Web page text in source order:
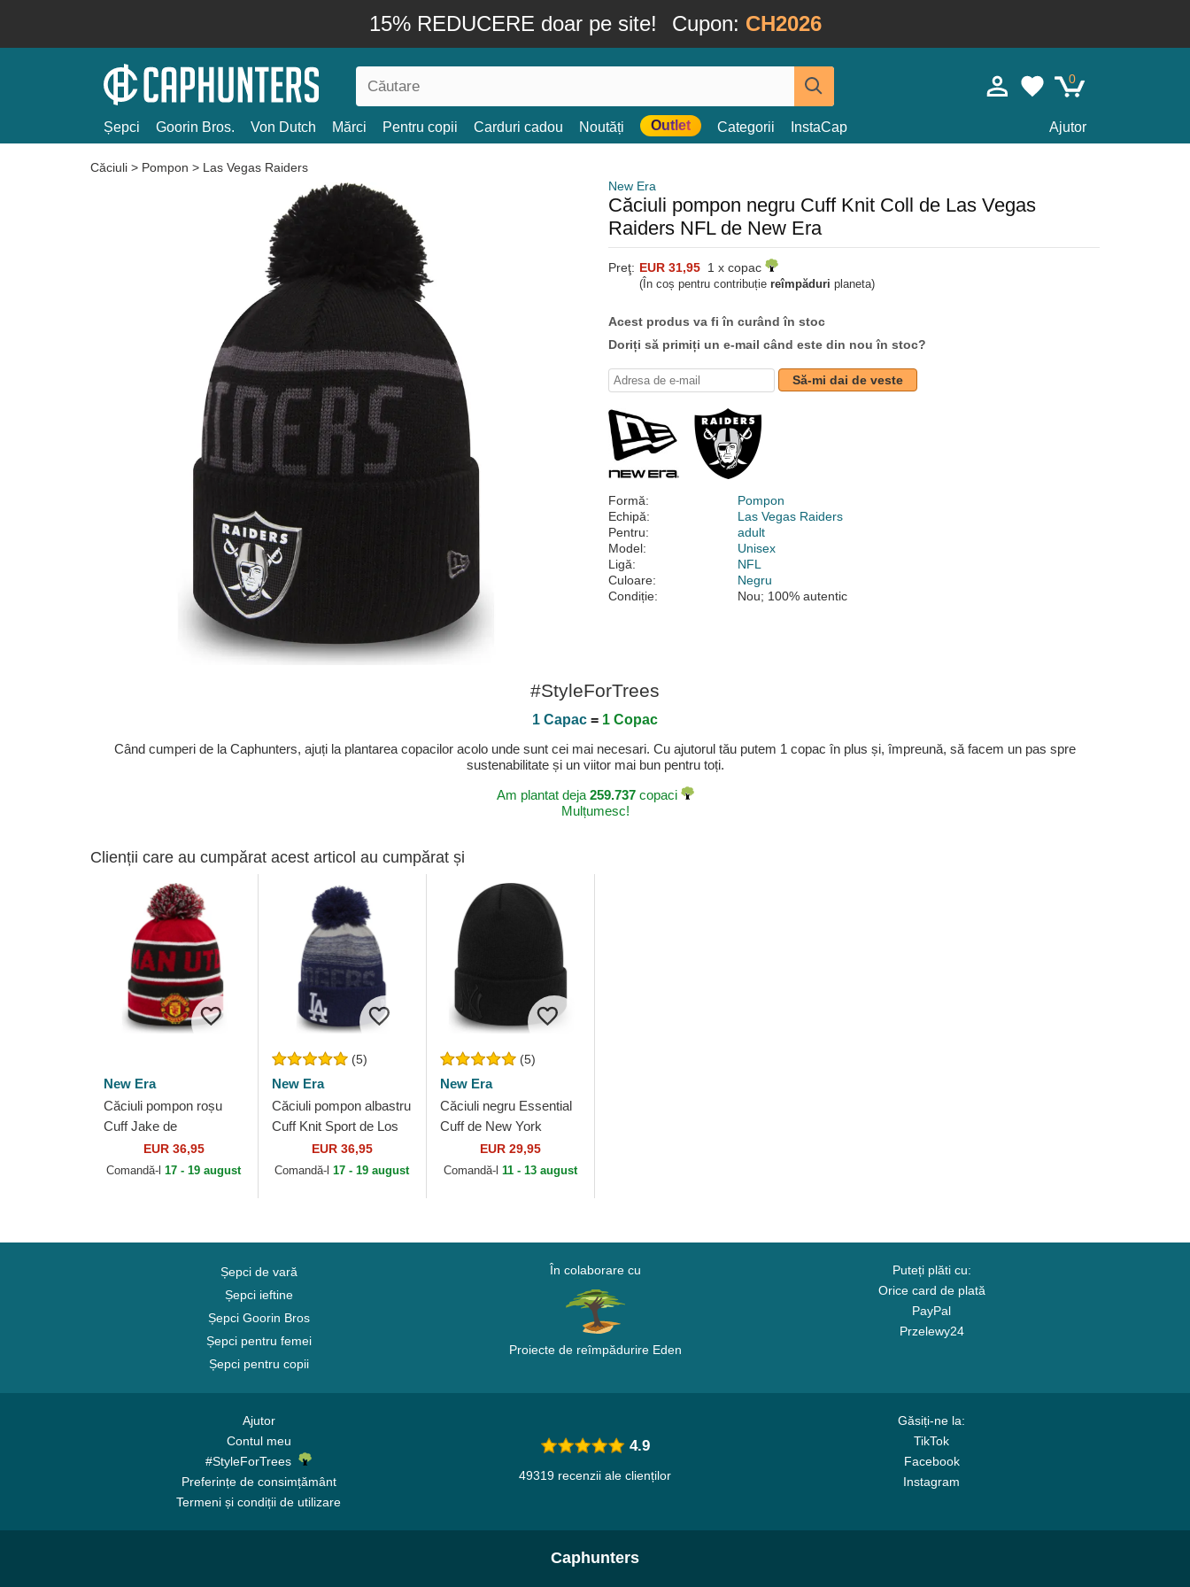
15% REDUCERE doar pe site! Cupon: CH2026
0
Șepci Goorin Bros. Von Dutch Mărci Pentru copii Carduri cadou Noutăți Outlet Categorii InstaCap Ajutor
Căciuli > Pompon > Las Vegas Raiders
New Era
Căciuli pompon negru Cuff Knit Coll de Las Vegas
Raiders NFL de New Era
Preţ: EUR 31,95 1 x copac
(În coș pentru contribuție reîmpăduri planeta)
Acest produs va fi în curând în stoc
Doriți să primiți un e-mail când este din nou în stoc?
Să-mi dai de veste
Formă:
Pompon
Echipă:
Las Vegas Raiders
Pentru:
adult
Model:
Unisex
Ligă:
NFL
Culoare:
Negru
Condiție:
Nou; 100% autentic
#StyleForTrees
1 Capac = 1 Copac
Când cumperi de la Caphunters, ajuți la plantarea copacilor acolo unde sunt cei mai necesari. Cu ajutorul tău putem 1 copac în plus și, împreună, să facem un pas spre
sustenabilitate și un viitor mai bun pentru toți.
Am plantat deja 259.737copaci
Mulțumesc!
Clienții care au cumpărat acest articol au cumpărat și
New Era
Căciuli pompon roșu
Cuff Jake de
Manchester United
Football Club Premier
EUR 36,95
Comandă-l17 - 19 august
(5)
New Era
Căciuli pompon albastru
Cuff Knit Sport de Los
Angeles Dodgers MLB
de New Era
EUR 36,95
Comandă-l17 - 19 august
(5)
New Era
Căciuli negru Essential
Cuff de New York
Yankees MLB de New
Era
EUR 29,95
Comandă-l 11 - 13 august
Șepci de vară
Șepci ieftine
Șepci Goorin Bros
Șepci pentru femei
Șepci pentru copii
În colaborare cu
Proiecte de reîmpădurire Eden
Puteți plăti cu:
Orice card de plată
PayPal
Przelewy24
Ajutor
Contul meu
#StyleForTrees
Preferințe de consimțământ
Termeni și condiții de utilizare
Găsiți-ne la:
TikTok
Facebook
Instagram
4.9
49319 recenzii ale clienților
Caphunters